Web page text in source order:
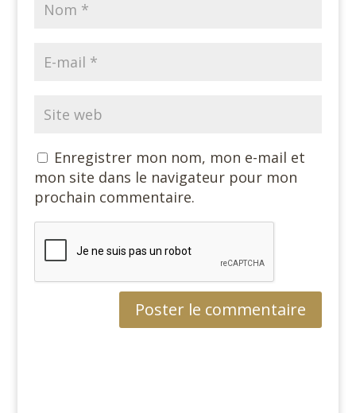
Enregistrer mon nom, mon e-mail et
mon site dans le navigateur pour mon
prochain commentaire.